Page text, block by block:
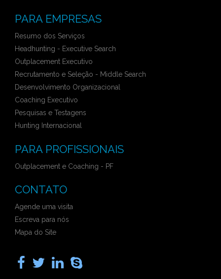
PARA EMPRESAS
Resumo dos Serviços
Headhunting - Executive Search
Outplacement Executivo
Recrutamento e Seleção - Middle Search
Desenvolvimento Organizacional
Coaching Executivo
Pesquisas e Testagens
Hunting Internacional
PARA PROFISSIONAIS
Outplacement e Coaching - PF
CONTATO
Agende uma visita
Escreva para nós
Mapa do Site